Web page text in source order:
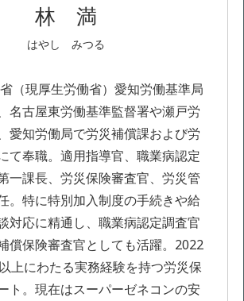
林 満
はやし みつる
（現厚生労働省）愛知労働基準局
名古屋東労働基準監督署や瀬戸労
愛知労働局で労災補償課および労
て奉職。適用指導官、職業病認定
一課長、労災保険審査官、労災管
。特に特別加入制度の手続きや給
対応に精通し、職業病認定調査官
償保険審査官としても活躍。2022
上にわたる実務経験を持つ労災保
ト。現在はスーパーゼネコンの安